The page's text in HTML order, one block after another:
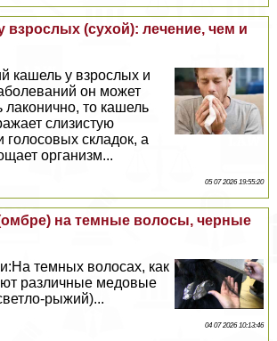
(сухой): лечение, чем и
кашель у взрослых и
он может
лаконично, то кашель
слизистую
голосовых складок, а
организм...
05 07 2026 19:55:20
на темные волосы, черные
темных волосах, как
различные медовые
рыжий)...
04 07 2026 10:13:46